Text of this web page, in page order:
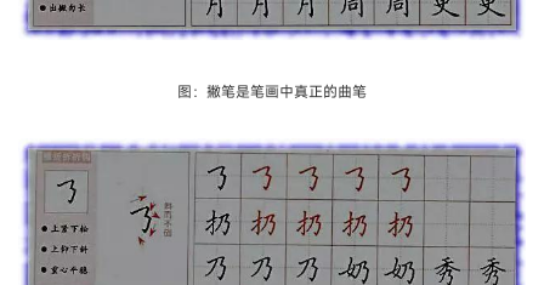
图：撇笔是笔画中真正的曲笔